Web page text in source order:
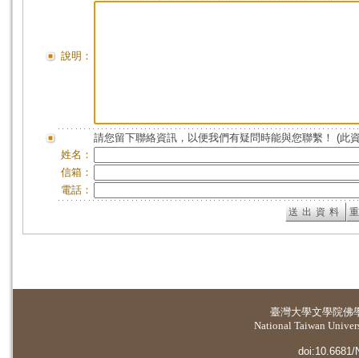
說明：
請您留下聯絡資訊，以便我們有疑問時能與您聯繫！ (此
姓名：
信箱：
電話：
臺灣大學文學院佛
National Taiwan
doi:10.6681/